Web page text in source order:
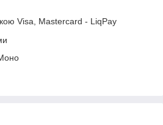
Visa, Mastercard - LiqPay